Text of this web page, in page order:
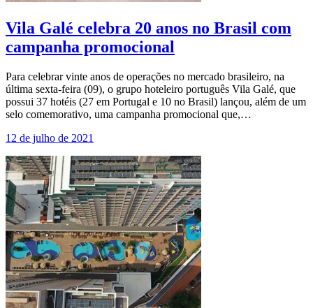
Vila Galé celebra 20 anos no Brasil com
campanha promocional
Para celebrar vinte anos de operações no mercado brasileiro, na
última sexta-feira (09), o grupo hoteleiro português Vila Galé, que
possui 37 hotéis (27 em Portugal e 10 no Brasil) lançou, além de um
selo comemorativo, uma campanha promocional que,…
12 de julho de 2021